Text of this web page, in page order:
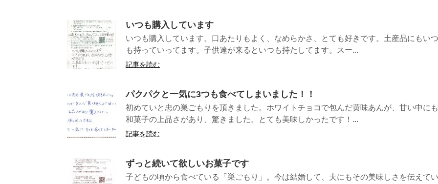
いつも購入しています
いつも購入しています。口あたりもよく、なめらかさ、とても好きです。土産品にもいつ
も持っていってます。子供達が来るといつも持たしてます。スー...
記事を読む
パクパクと一気に3つも食べてしまいました！！
初めていと忠の巣ごもりを頂きました。ホワイトチョコで包んだ黄味あんが、甘い中にも
和菓子の上品さがあり、驚きました。とても美味しかったです！...
記事を読む
ずっと続いて欲しいお菓子です
子どもの頃から食べている「巣ごもり」。今は結婚して、夫にもその美味しさを伝えてい